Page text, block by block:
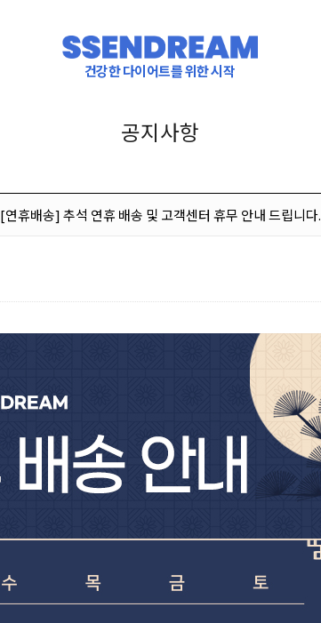
건강한 다이어트를 위한 시작
공지사항
[연휴배송] 추석 연휴 배송 및 고객센터 휴무 안내 드립니다.